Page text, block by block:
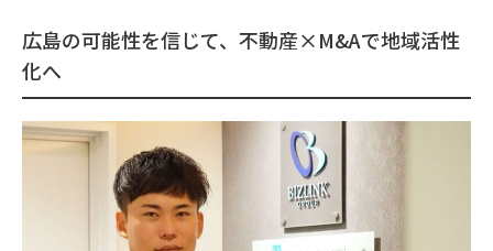
広島の可能性を信じて、不動産×M&Aで地域活性
化へ